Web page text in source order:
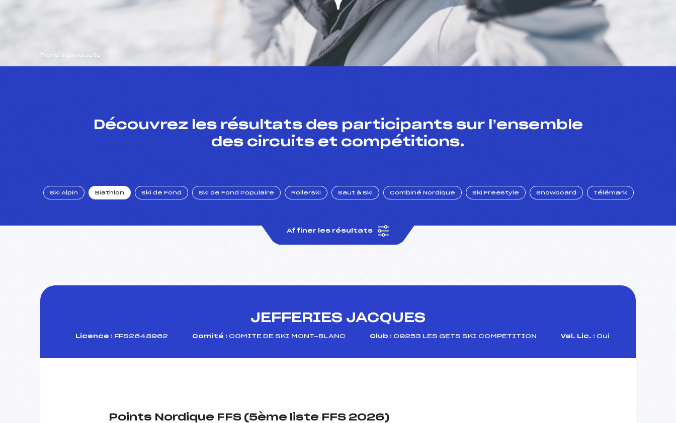
Fiche individuelle
Découvrez les résultats des participants sur l’ensemble
des circuits et compétitions.
Ski Alpin Biathlon Ski de Fond Ski de Fond Populaire Rollerski Saut à Ski Combiné Nordique Ski Freestyle Snowboard Télémark
Affiner les résultats
JEFFERIES JACQUES
Licence : FFS2648962 Comité : COMITE DE SKI MONT-BLANC Club : 09253 LES GETS SKI COMPETITION Val. Lic. : Oui
Points Nordique FFS (5ème liste FFS 2026)